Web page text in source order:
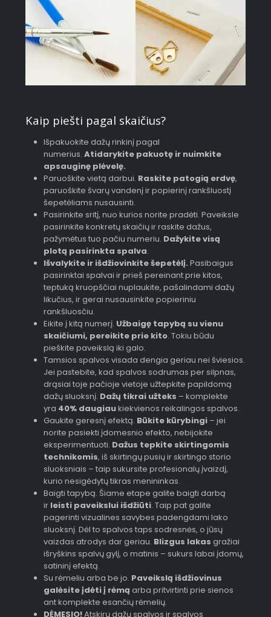
Kaip piešti pagal skaičius?
Išpakuokite dažų rinkinį pagal
numerius. Atidarykite pakuotę ir nuimkite
apsauginę plėvelę.
Paruoškite vietą darbui. Raskite patogią erdvę,
paruoškite švarų vandenį ir popierinį rankšluostį
šepetėliams nusausinti.
Pasirinkite sritį, nuo kurios norite pradėti. Paveiksle
pasirinkite konkretų skaičių ir raskite dažus,
pažymėtus tuo pačiu numeriu. Dažykite visą
plotą pasirinkta spalva.
Išvalykite ir išdžiovinkite šepetėlį. Pasibaigus
pasirinktai spalvai ir prieš pereinant prie kitos,
teptuką kruopščiai nuplaukite, pašalindami dažų
likučius, ir gerai nusausinkite popieriniu
rankšluosčiu.
Eikite į kitą numerį. Užbaigę tapybą su vienu
skaičiumi, pereikite prie kito. Tokiu būdu
pieškite paveikslą iki galo.
Tamsios spalvos visada dengia geriau nei šviesios.
Jei pastebite, kad spalvos sodrumas per silpnas,
drąsiai toje pačioje vietoje užtepkite papildomą
dažų sluoksnį. Dažų tikrai užteks – komplekte
yra 40% daugiaukiekvienos reikalingos spalvos.
Gaukite geresnį efektą. Būkite kūrybingi– jei
norite pasiekti įdomesnio efekto, nebijokite
eksperimentuoti. Dažus tepkite skirtingomis
technikomis, iš skirtingų pusių ir skirtingo storio
sluoksniais – taip sukursite profesionalų įvaizdį,
kurio nesigėdytų tikras menininkas.
Baigti tapybą. Šiame etape galite baigti darbą
ir leisti paveikslui išdžiūti. Taip pat galite
pagerinti vizualines savybes padengdami lako
sluoksnį. Dėl to spalvos taps sodresnės, o jūsų
vaizdas atrodys dar geriau. Blizgus lakas gražiai
išryškins spalvų gylį, o matinis – sukurs labai įdomų,
satininį efektą.
Su rėmeliu arba be jo. Paveikslą išdžiovinus
galėsite įdėti į rėmą arba pritvirtinti prie sienos
ant komplekte esančių rėmelių.
DĖMESIO!Atskirų dažų spalvos ir spalvos